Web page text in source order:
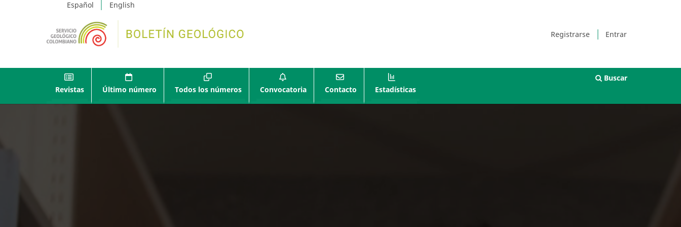
Español English
Registrarse Entrar
Revistas Último número Todos los números Convocatoria Contacto Estadísticas
Buscar